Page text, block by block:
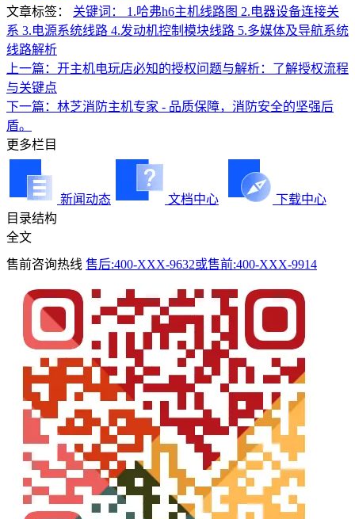
文章标签：
关键词： 1.哈弗h6主机线路图 2.电器设备连接关
系 3.电源系统线路 4.发动机控制模块线路 5.多媒体及导航系统
线路解析
上一篇：开主机电玩店必知的授权问题与解析：了解授权流程
与关键点
下一篇：林芝消防主机专家 - 品质保障，消防安全的坚强后
盾。
更多栏目
新闻动态 文档中心
下载中心
目录结构
全文
售前咨询热线 售后:400-XXX-9632或售前:400-XXX-9914